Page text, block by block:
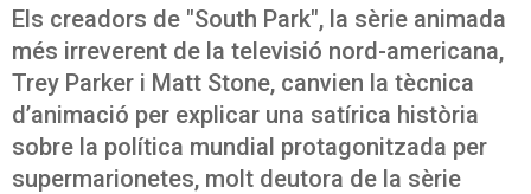
Els creadors de "South Park", la sèrie animada
més irreverent de la televisió nord-americana,
Trey Parker i Matt Stone, canvien la tècnica
d’animació per explicar una satírica història
sobre la política mundial protagonitzada per
supermarionetes, molt deutora de la sèrie